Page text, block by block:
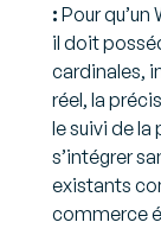
: Pour qu’un
il doit
cardinales,
réel, la
le suivi de
s’intégrer
existants
commerce